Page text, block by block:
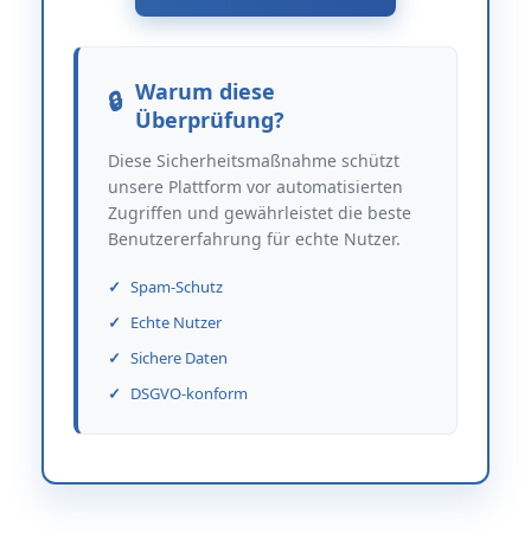
Warum diese
Überprüfung?
Diese Sicherheitsmaßnahme schützt
unsere Plattform vor automatisierten
Zugriffen und gewährleistet die beste
Benutzererfahrung für echte Nutzer.
Spam-Schutz
Echte Nutzer
Sichere Daten
DSGVO-konform